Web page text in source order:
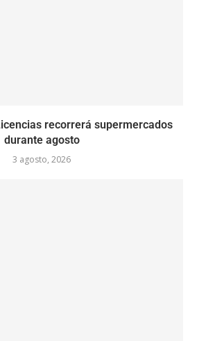
recorrerá supermercados
durante agosto
3 agosto, 2026